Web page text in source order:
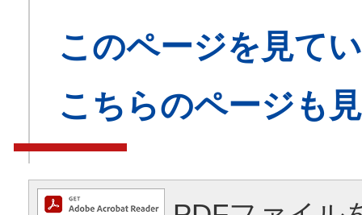
このページを見て
こちらのページも